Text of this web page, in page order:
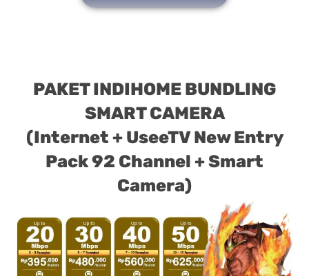
PAKET INDIHOME BUNDLING
SMART CAMERA
(Internet + UseeTV New Entry
Pack 92 Channel + Smart
Camera)